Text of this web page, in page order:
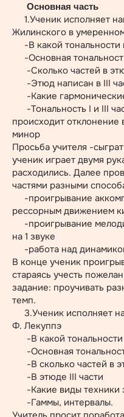
Основная часть
1.Ученик исполняет
Жилинского в
-В какой тональности
-Основная
-Сколько частей в
-Этюд написан в III
-Какие
-Тональность I и III
происходит отклонение
минор
Просьба учителя -
ученик играет двумя
расходились. Далее
частями разными
-проигрывание
рессорным движением
-проигрывание
на 1 звуке
-работа над
В конце ученик
стараясь учесть
задание: проучивать
темп.
3.Ученик исполняет
Ф. Лекуппэ
-В какой тональности
-Основная
-В сколько частей в
-В этюде III части
-Какие виды техники
-Гаммы, интервалы.